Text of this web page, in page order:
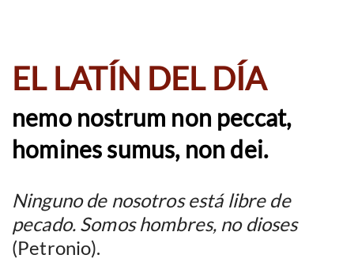
EL LATÍN DEL DÍA
nemo nostrum non peccat,
homines sumus, non dei.
Ninguno de nosotros está libre de
pecado. Somos hombres, no dioses
(Petronio).